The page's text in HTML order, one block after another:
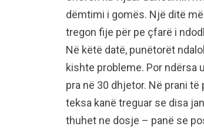
dëmtimi i gomës. Një ditë
tregon fije për pe çfarë i
Në këtë datë, punëtorët
kishte probleme. Por ndërsa
pra në 30 dhjetor. Në prani
teksa kanë treguar se disa
thuhet ne dosje – panë se